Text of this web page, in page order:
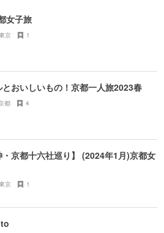
女子旅
京 1
おいしいもの！京都一人旅2023春
都 4
・京都十六社巡り】 (2024年1月)京都女
京 1